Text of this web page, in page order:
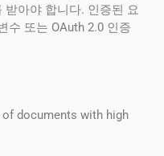
받아야 합니다. 인증된 요
수 또는 OAuth 2.0 인증
documents with high